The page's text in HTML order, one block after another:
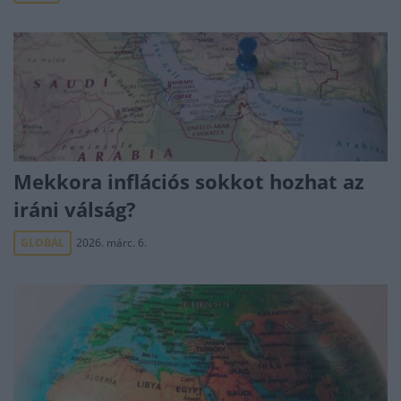
Mekkora inflációs sokkot hozhat az
iráni válság?
GLOBÁL 2026. márc. 6.